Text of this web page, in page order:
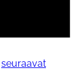
seuraavat